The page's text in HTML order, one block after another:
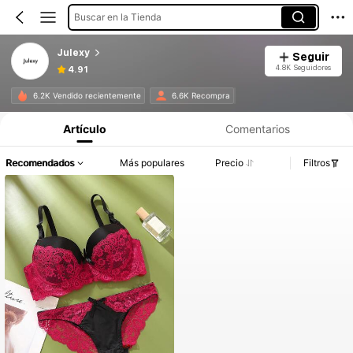
Buscar en la Tienda
Julexy
4.91
Seguir
4.8K Seguidores
6.2K Vendido recientemente 6.6K Recompra
Artículo Comentarios
Recomendados Más populares Precio Filtros